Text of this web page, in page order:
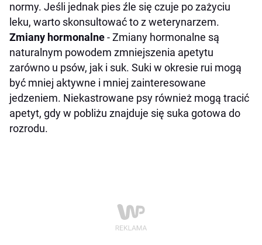
normy. Jeśli jednak pies źle się czuje po zażyciu
leku, warto skonsultować to z weterynarzem.
Zmiany hormonalne- Zmiany hormonalne są
naturalnym powodem zmniejszenia apetytu
zarówno u psów, jak i suk. Suki w okresie rui mogą
być mniej aktywne i mniej zainteresowane
jedzeniem. Niekastrowane psy również mogą tracić
apetyt, gdy w pobliżu znajduje się suka gotowa do
rozrodu.